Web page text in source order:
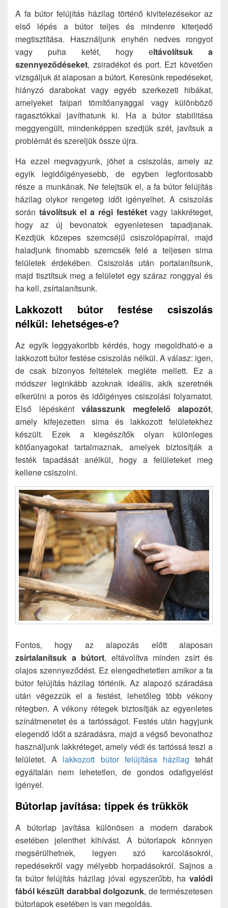
A fa bútor felújítás házilag történő kivitelezésekor az
első lépés a bútor teljes és mindenre kiterjedő
megtisztítása. Használjunk enyhén nedves rongyot
vagy puha kefét, hogy eltávolítsuk a
szennyeződéseket, zsiradékot és port. Ezt követően
vizsgáljuk át alaposan a bútort. Keresünk repedéseket,
hiányzó darabokat vagy egyéb szerkezeti hibákat,
amelyeket faipari tömítőanyaggal vagy különböző
ragasztókkal javíthatunk ki. Ha a bútor stabilitása
meggyengült, mindenképpen szedjük szét, javítsuk a
problémát és szereljük össze újra.
Ha ezzel megvagyunk, jöhet a csiszolás, amely az
egyik legidőigényesebb, de egyben legfontosabb
része a munkának. Ne felejtsük el, a fa bútor felújítás
házilag olykor rengeteg időt igényelhet. A csiszolás
során távolítsuk el a régi festéketvagy lakkréteget,
hogy az új bevonatok egyenletesen tapadjanak.
Kezdjük közepes szemcséjű csiszolópapírral, majd
haladjunk finomabb szemcsék felé a teljesen sima
felületek érdekében. Csiszolás után portalanítsunk,
majd tisztítsuk meg a felületet egy száraz ronggyal és
ha kell, zsírtalanítsunk.
Lakkozott bútor festése csiszolás
nélkül: lehetséges-e?
Az egyik leggyakoribb kérdés, hogy megoldható-e a
lakkozott bútor festése csiszolás nélkül. A válasz: igen,
de csak bizonyos feltételek megléte mellett. Ez a
módszer leginkább azoknak ideális, akik szeretnék
elkerülni a poros és időigényes csiszolási folyamatot.
Első lépésként válasszunk megfelelő alapozót,
amely kifejezetten sima és lakkozott felületekhez
készült. Ezek a kiegészítők olyan különleges
kötőanyagokat tartalmaznak, amelyek biztosítják a
festék tapadását anélkül, hogy a felületeket meg
kellene csiszolni.
Fontos, hogy az alapozás előtt alaposan
zsírtalanítsuk a bútort, eltávolítva minden zsírt és
olajos szennyeződést. Ez elengedhetetlen amikor a fa
bútor felújítás házilag történik. Az alapozó száradása
után végezzük el a festést, lehetőleg több vékony
rétegben. A vékony rétegek biztosítják az egyenletes
színátmenetet és a tartósságot. Festés után hagyjunk
elegendő időt a száradásra, majd a végső bevonathoz
használjunk lakkréteget, amely védi és tartóssá teszi a
felületet. A lakkozott bútor felújítása házilag tehát
egyáltalán nem lehetetlen, de gondos odafigyelést
igényel.
Bútorlap javítása: tippek és trükkök
A bútorlap javítása különösen a modern darabok
esetében jelenthet kihívást. A bútorlapok könnyen
megsérülhetnek, legyen szó karcolásokról,
repedésekről vagy mélyebb horpadásokról. Sajnos a
fa bútor felújítás házilag jóval egyszerűbb, ha valódi
fából készült darabbal dolgozunk, de természetesen
bútorlapok esetében is van megoldás.